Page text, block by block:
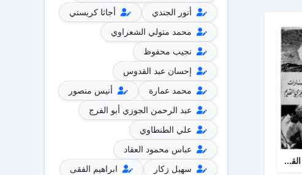
حضارات العصر الحجرى القديم
أنور الجندي
أجاثا كريستي
محمد متولي الشعراوي
نجيب محفوظ
إحسان عبد القدوس
محمد عمارة
أنيس منصور
عبد الرحمن الجوزي أبو الفرج
علي الطنطاوي
عباس محمود العقاد
سهيل زكار
ابراهيم الفقى